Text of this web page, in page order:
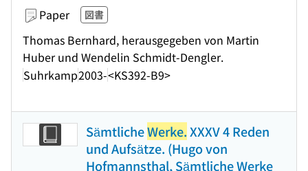
Paper 図書
Thomas Bernhard, herausgegeben von Martin
Huber und Wendelin Schmidt-Dengler.
Suhrkamp2003-<KS392-B9>
SämtlicheWerke.XXXV 4 Reden
und Aufsätze. (Hugo von
Hofmannsthal, Sämtliche Werke